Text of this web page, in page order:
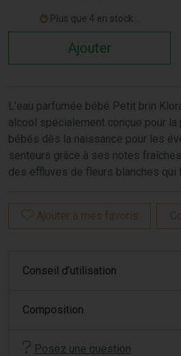
Plus que 4 en stock...
Ajouter
L'eau parfumée bébé Petit brin
alcool spécialement conçue pour
bébés dès la naissance pour les
senteurs grâce à ses notes
des effluves de fleurs blanches qui
Ajouter à mes favoris
Conseil d’utilisation
Composition
Posez une question